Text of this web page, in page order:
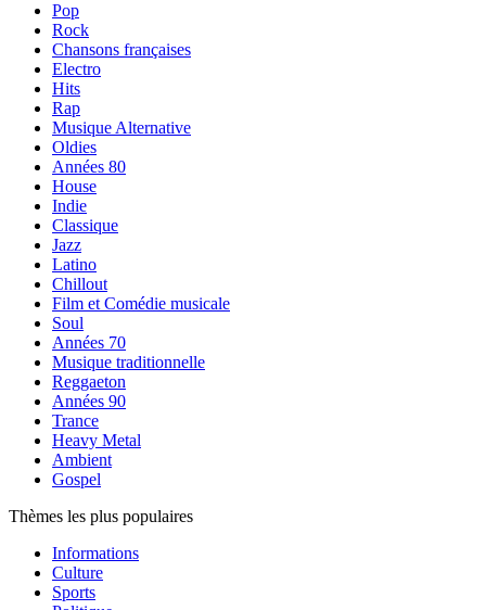
Pop
Rock
Chansons françaises
Electro
Hits
Rap
Musique Alternative
Oldies
Années 80
House
Indie
Classique
Jazz
Latino
Chillout
Film et Comédie musicale
Soul
Années 70
Musique traditionnelle
Reggaeton
Années 90
Trance
Heavy Metal
Ambient
Gospel
Thèmes les plus populaires
Informations
Culture
Sports